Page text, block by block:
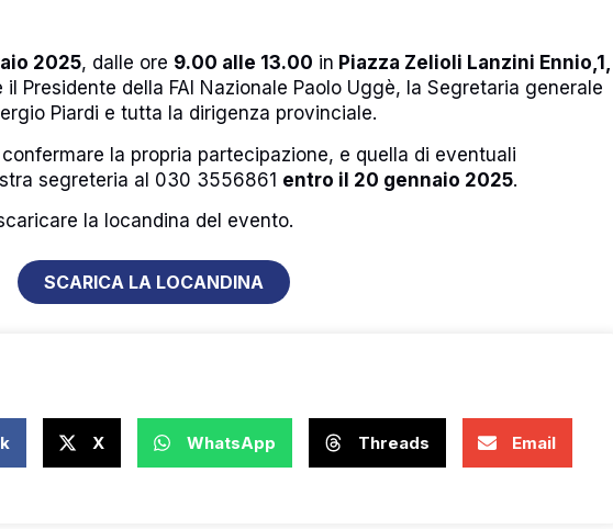
2025, dalle ore 9.00 alle 13.00 in Piazza Zelioli Lanzini Ennio,1,
Presidente della FAI Nazionale Paolo Uggè, la Segretaria generale
Piardi e tutta la dirigenza provinciale.
la propria partecipazione, e quella di eventuali
segreteria al 030 3556861 entro il 20 gennaio 2025.
la locandina del evento.
SCARICA LA LOCANDINA
X WhatsApp Threads Email